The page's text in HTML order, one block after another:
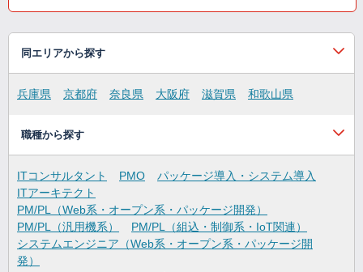
同エリアから探す
兵庫県 京都府 奈良県 大阪府 滋賀県 和歌山県
職種から探す
ITコンサルタント PMO
パッケージ導入・システム導入
ITアーキテクト
PM/PL（Web系・オープン系・パッケージ開発）
PM/PL（汎用機系）
PM/PL（組込・制御系・IoT関連）
システムエンジニア（Web系・オープン系・パッケージ開
発）